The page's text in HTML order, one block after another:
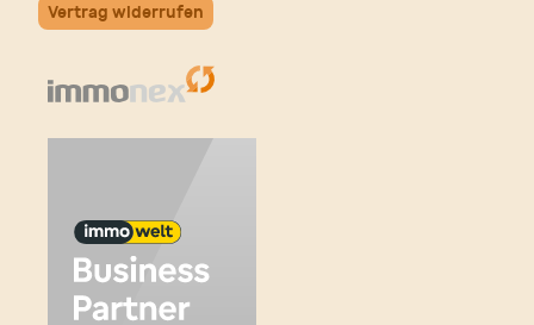
Vertrag widerrufen